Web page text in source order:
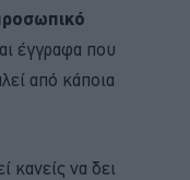
έγγραφα που
από κάποια
κανείς να δει